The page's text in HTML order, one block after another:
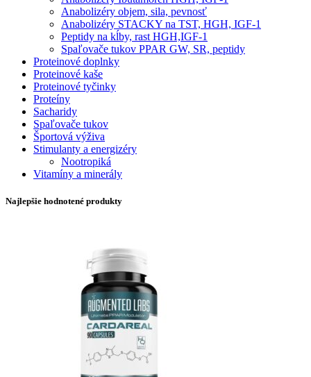
Anabolizéry objem, sila, pevnosť
Anabolizéry STACKY na TST, HGH, IGF-1
Peptidy na kĺby, rast HGH,IGF-1
Spaľovače tukov PPAR GW, SR, peptidy
Proteinové doplnky
Proteinové kaše
Proteinové tyčinky
Proteíny
Sacharidy
Spaľovače tukov
Športová výživa
Stimulanty a energizéry
Nootropiká
Vitamíny a minerály
Najlepšie hodnotené produkty